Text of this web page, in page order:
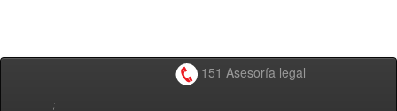
151 Asesoría legal